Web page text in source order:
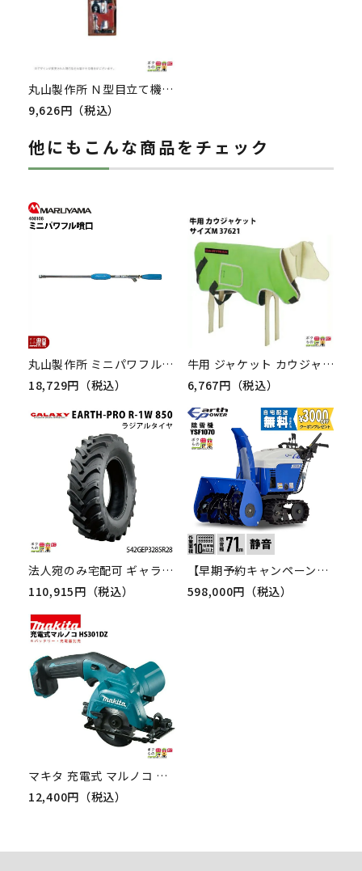
丸山製作所 Ｎ型目立て機 995289
9,626円（税込）
他にもこんな商品をチェック
丸山製作所 ミニパワフル噴口 408108 噴霧器用 動噴用 パーツ
18,729円（税込）
牛用 ジャケット カウジャケット サイズM 37621 畜産 酪農 牧畜 産業動物 牛 家畜 畜産用品 酪農用品 業務用 農業 農作業
6,767円（税込）
法人宛のみ宅配可 ギャラクシー トラクター用ラジアルタイヤ EARTH-PRO R-1W 850 320/85R28 1本 新品 農業用
110,915円（税込）
【早期予約キャンペーン★次回使える3000円クーポンプレゼント】アースパワー 除雪機 ウィルビー 除雪機 家庭用 YSF1070 10馬力 除雪幅71.5cm EARTH POWER YSF-1070 Willbe
598,000円（税込）
マキタ 充電式 マルノコ HS301DZ 切断機 DIY バッテリー式 マルノコ
12,400円（税込）